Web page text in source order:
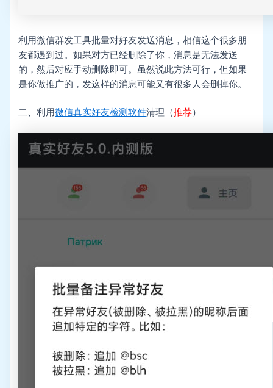
利用微信群发工具批量对好友发送消息，相信这个很多朋
友都遇到过。如果对方已经删除了你，消息是无法发送
的，然后对应手动删除即可。虽然说此方法可行，但如果
是你做推广的，发这样的消息可能又有很多人会删掉你。
二、利用微信真实好友检测软件清理（推荐）